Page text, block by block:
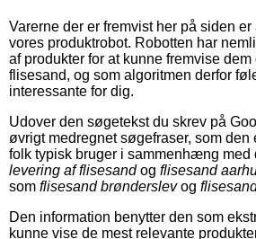
Varerne der er fremvist her på siden
vores produktrobot. Robotten har
af produkter for at kunne fremvise
flisesand, og som algoritmen derfor
interessante for dig.
Udover den søgetekst du skrev på
øvrigt medregnet søgefraser, som den
folk typisk bruger i sammenhæng med
levering af flisesandog flisesand
som flisesand brønderslevog
Den information benytter den som
kunne vise de mest relevante